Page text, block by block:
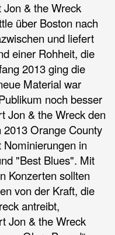
& the Wreck
über Boston nach
und liefert
einer Rohheit, die
2013 ging die
Material war
noch besser
Jon & the Wreck den
Orange County
in
"Best Blues". Mit
Konzerten sollten
von der Kraft, die
antreibt,
Jon & the Wreck